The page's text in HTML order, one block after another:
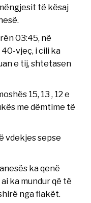
të kësaj
03:45, në
vjeç, i cili ka
e tij, shtetasen
15, 13 , 12 e
me dëmtime të
vdekjes sepse
ka qenë
ka mundur që të
nga flakët.